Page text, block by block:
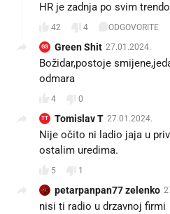
HR je zadnja po svim
42 4 ODGOVORITE
GS Green Shit 27.01.2024.
Božidar,postoje
odmara
4 0
TT Tomislav T 27.01.2024.
Nije očito ni ladio jaja u
ostalim uredima.
5 1
petarpanpan77 zelenko
nisi ti radio u drzavnoj firmi